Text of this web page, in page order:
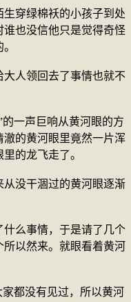
穿绿棉袄的小孩子到处
谁也没信他只是觉得奇怪
人领回去了事情也就不
一声巨响从黄河眼的方
的黄河眼里竟然一片浑
的龙飞走了。
没干涸过的黄河眼逐渐
么事情，于是请了几个
以然来。就眼看着黄河
都没有见过，所以黄河